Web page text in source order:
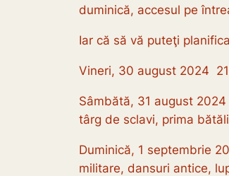
duminică, accesul pe
Iar că să vă puteţi
Vineri, 30 august 2024
Sâmbătă, 31 august
târg de sclavi, prima
Duminică, 1 septembrie
militare, dansuri antice,